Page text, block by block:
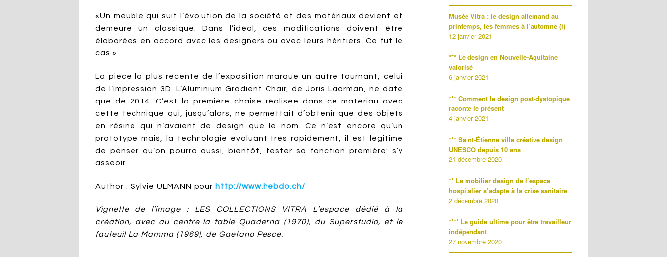
«Un meuble qui suit l’évolution de la société et des matériaux devient et
demeure un classique. Dans l’idéal, ces modifications doivent être
élaborées en accord avec les designers ou avec leurs héritiers. Ce fut le
cas.»
La pièce la plus récente de l’exposition marque un autre tournant, celui
de l’impression 3D. L’Aluminium Gradient Chair, de Joris Laarman, ne date
que de 2014. C’est la première chaise réalisée dans ce matériau avec
cette technique qui, jusqu’alors, ne permettait d’obtenir que des objets
en résine qui n’avaient de design que le nom. Ce n’est encore qu’un
prototype mais, la technologie évoluant très rapidement, il est légitime
de penser qu’on pourra aussi, bientôt, tester sa fonction première: s’y
asseoir.
Author : Sylvie ULMANN pour http://www.hebdo.ch/
Vignette de l’image : LES COLLECTIONS VITRA L’espace dédié à la
création, avec au centre la table Quaderna (1970), du Superstudio, et le
fauteuil La Mamma (1969), de Gaetano Pesce.
Musée Vitra : le design allemand au
printemps, les femmes à l’automne (i)
12 janvier 2021
*** Le design en Nouvelle-Aquitaine
valorisé
6 janvier 2021
*** Comment le design post-dystopique
raconte le présent
4 janvier 2021
*** Saint-Étienne ville créative design
UNESCO depuis 10 ans
21 décembre 2020
** Le mobilier design de l’espace
hospitalier s’adapte à la crise sanitaire
2 décembre 2020
**** Le guide ultime pour être travailleur
indépendant
27 novembre 2020